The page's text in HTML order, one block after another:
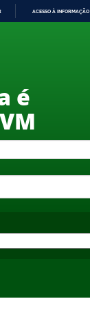
ACESSO À INFORMAÇÃO
é